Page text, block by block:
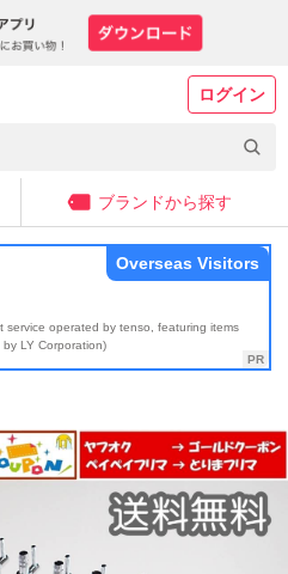
ログイン
ブランドから探す
service operated by tenso, featuring items
LY Corporation)
Overseas Visitors